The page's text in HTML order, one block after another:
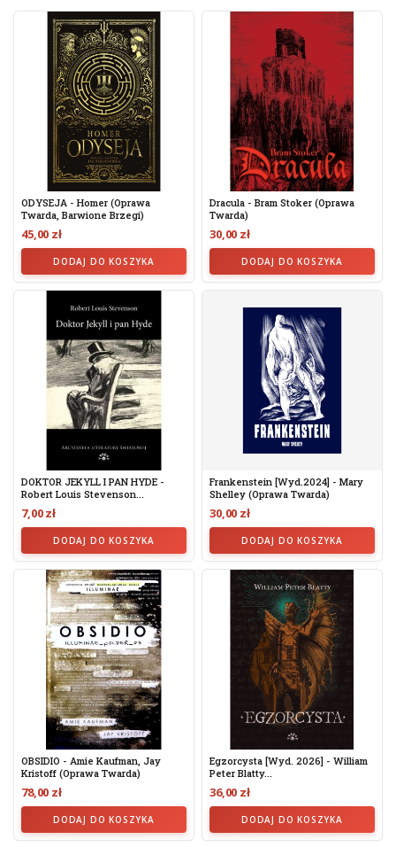
ODYSEJA - Homer (oprawa
Twarda, Barwione Brzegi)
45,00 zł
DODAJ DO KOSZYKA
Dracula - Bram Stoker (oprawa
Twarda)
30,00 zł
DODAJ DO KOSZYKA
DOKTOR JEKYLL I PAN HYDE -
Robert Louis Stevenson...
7,00 zł
DODAJ DO KOSZYKA
Frankenstein [wyd.2024] - Mary
Shelley (oprawa Twarda)
30,00 zł
DODAJ DO KOSZYKA
OBSIDIO - Amie Kaufman, Jay
Kristoff (oprawa Twarda)
78,00 zł
DODAJ DO KOSZYKA
Egzorcysta [Wyd. 2026] - William
Peter Blatty...
36,00 zł
DODAJ DO KOSZYKA